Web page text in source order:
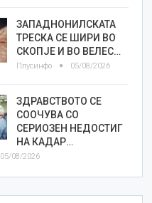
ЗАПАДНОНИЛСКАТА
ТРЕСКА СЕ ШИРИ ВО
СКОПЈЕ И ВО ВЕЛЕС…
Плусинфо 05/08/2026
ЗДРАВСТВОТО СЕ
СООЧУВА СО
СЕРИОЗЕН НЕДОСТИГ
НА КАДАР…
05/08/2026